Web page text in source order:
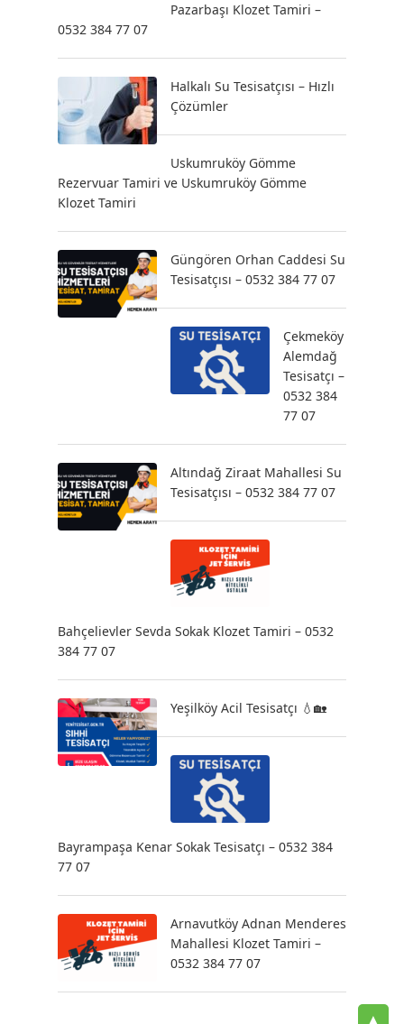
Pazarbaşı Klozet Tamiri –
0532 384 77 07
Halkalı Su Tesisatçısı – Hızlı
Çözümler
Uskumruköy Gömme
Rezervuar Tamiri ve Uskumruköy Gömme
Klozet Tamiri
Güngören Orhan Caddesi Su
Tesisatçısı – 0532 384 77 07
Çekmeköy
Alemdağ
Tesisatçı –
0532 384
77 07
Altındağ Ziraat Mahallesi Su
Tesisatçısı – 0532 384 77 07
Bahçelievler Sevda Sokak Klozet Tamiri – 0532
384 77 07
Yeşilköy Acil Tesisatçı 💧🏡
Bayrampaşa Kenar Sokak Tesisatçı – 0532 384
77 07
Arnavutköy Adnan Menderes
Mahallesi Klozet Tamiri –
0532 384 77 07